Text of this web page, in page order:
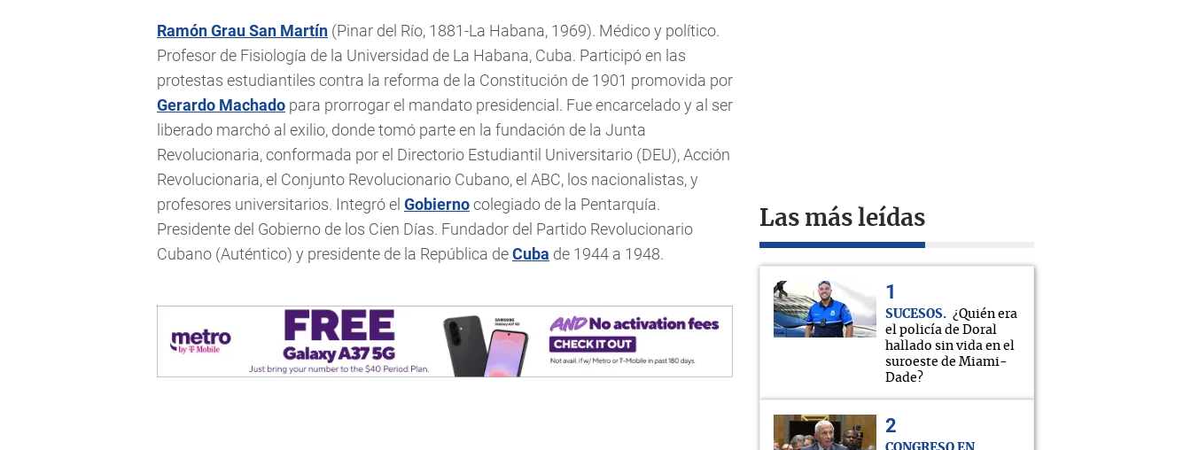
Ramón Grau San Martín (Pinar del Río, 1881-La Habana, 1969). Médico y político.
Profesor de Fisiología de la Universidad de La Habana, Cuba. Participó en las
protestas estudiantiles contra la reforma de la Constitución de 1901 promovida por
Gerardo Machado para prorrogar el mandato presidencial. Fue encarcelado y al ser
liberado marchó al exilio, donde tomó parte en la fundación de la Junta
Revolucionaria, conformada por el Directorio Estudiantil Universitario (DEU), Acción
Revolucionaria, el Conjunto Revolucionario Cubano, el ABC, los nacionalistas, y
profesores universitarios. Integró el Gobiernocolegiado de la Pentarquía.
Presidente del Gobierno de los Cien Días. Fundador del Partido Revolucionario
Cubano (Auténtico) y presidente de la República deCuba de 1944 a 1948.
Las más leídas
SUCESOS
¿Quién era
el policía de Doral
hallado sin vida en el
suroeste de Miami-
Dade?